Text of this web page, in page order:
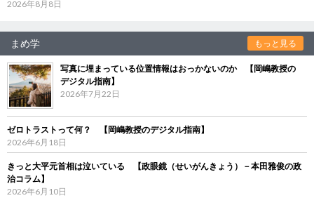
2026年8月8日
まめ学 もっと見る
写真に埋まっている位置情報はおっかないのか 【岡嶋教授の
デジタル指南】
2026年7月22日
ゼロトラストって何？ 【岡嶋教授のデジタル指南】
2026年6月18日
きっと大平元首相は泣いている 【政眼鏡（せいがんきょう）－本田雅俊の政
治コラム】
2026年6月10日